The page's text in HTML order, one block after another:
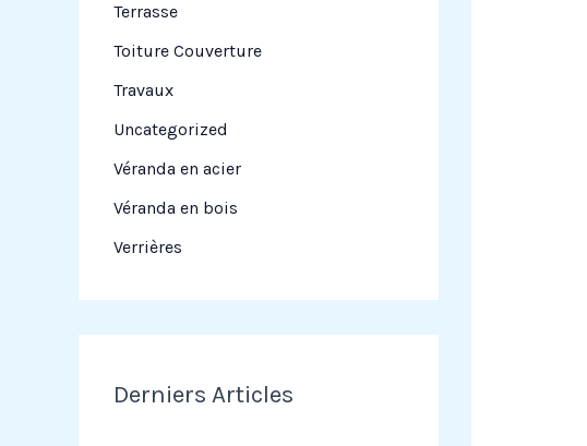
Terrasse
Toiture Couverture
Travaux
Uncategorized
Véranda en acier
Véranda en bois
Verrières
Derniers Articles